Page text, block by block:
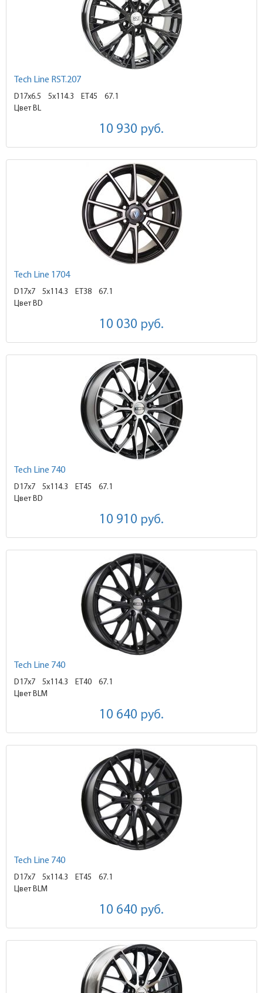
Tech Line RST.207
D17x6.5 5x114.3 ET45
67.1
Цвет BL
10 930 руб.
Tech Line 1704
D17x7 5x114.3 ET38
67.1
Цвет BD
10 030 руб.
Tech Line 740
D17x7 5x114.3 ET45
67.1
Цвет BD
10 910 руб.
Tech Line 740
D17x7 5x114.3 ET40
67.1
Цвет BLM
10 640 руб.
Tech Line 740
D17x7 5x114.3 ET45
67.1
Цвет BLM
10 640 руб.